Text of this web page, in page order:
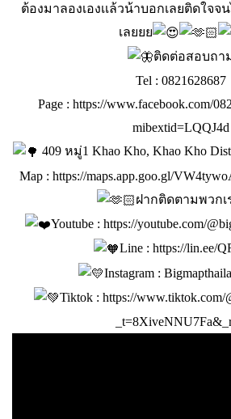
ต้องมาลองเองเเล้วน้าบอกเลยติดใจ
เลยยย
ติดต่อสอบถา
Tel : 0821628687
Page : https://www.facebook.com/
mibextid=LQQJ4d
409 หมู่1 Khao Kho, Khao Kho
Map : https://maps.app.goo.gl/
ฝากติดตามพวกเ
Youtube : https://youtube.com/
Line : https://lin.ee/
Instagram :
Tiktok : https://www.tiktok.com/